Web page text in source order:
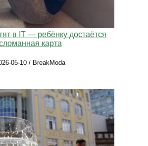
в IT — ребёнку достаётся
карта
05-10 / BreakModa